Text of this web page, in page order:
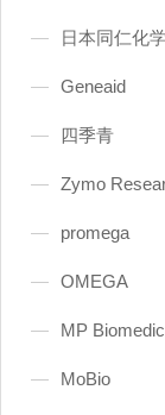
日本同仁化学
Geneaid
四季青
Zymo
promega
OMEGA
MP
MoBio